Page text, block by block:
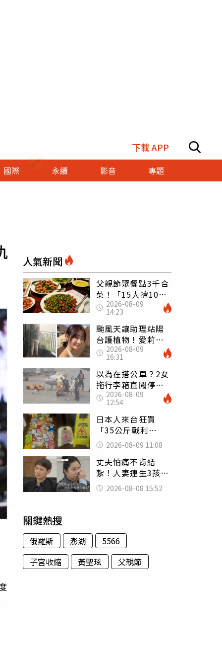
下載 APP
國際 永續 影音 專題
人氣新聞
父親節聚餐點3千合
菜！「15人擠10人
桌」她餓到崩潰
網傻眼：讓店家看
笑話
2026-08-09
14:23
颱風天讓助理站陽
台護植物！愛莉莎
莎挨轟 笑回：他
不會被吹出去
2026-08-09
16:31
以為在搭公車？2女
拖行李箱直闖停機
坪「揮手攔機」
荒謬影片曝網傻眼
2026-08-09
12:54
日本人來台狂買
「35公斤戰利
品」 連拜拜用紅
盤、「小心地滑」
告示牌也帶回家
2026-08-09 11:08
丈夫怕痛不肯結
紮！人妻連生3孩
控遭家暴淚喊：真
的好累
2026-08-08 15:52
關鍵熱搜
俄羅斯 澎湖
5566
子宮收縮
黃聖玹 父親節